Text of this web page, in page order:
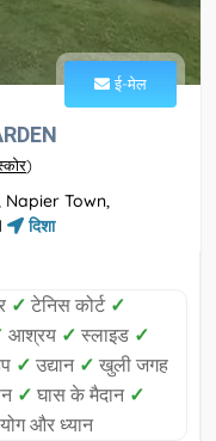
ई-मेल
)
Town,
दिशा
✓ टेनिस कोर्ट ✓
आश्रय ✓ स्लाइड ✓
✓ उद्यान ✓ खुली जगह
✓ घास के मैदान ✓
योग और ध्यान